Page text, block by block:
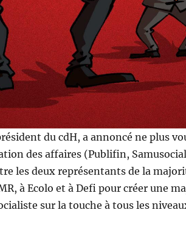
du cdH, a annoncé ne plus
des affaires (Publifin,
les deux représentants de la
à Ecolo et à Defi pour créer une
sur la touche à tous les